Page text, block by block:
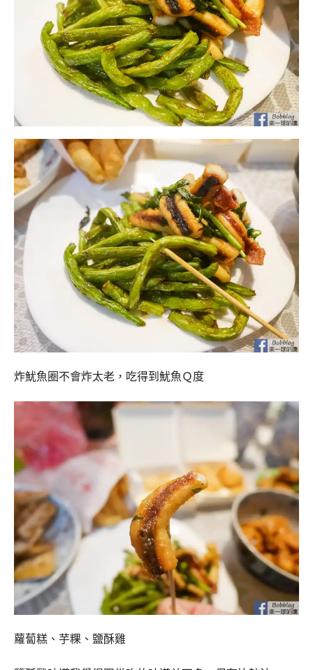
炸魷魚圈不會炸太老，吃得到魷魚Ｑ度
蘿蔔糕、芋粿、鹽酥雞